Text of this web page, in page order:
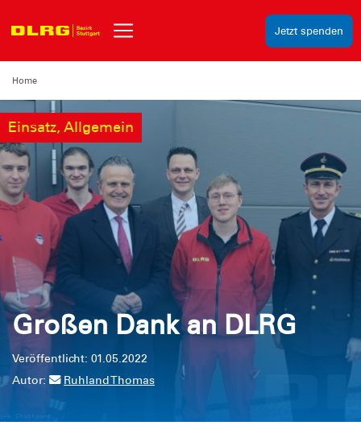
Jetzt spenden
Home
Einsatz, Allgemein
Großen Dank an DLRG
Veröffentlicht: 01.05.2022
Autor:
Ruhland Thomas